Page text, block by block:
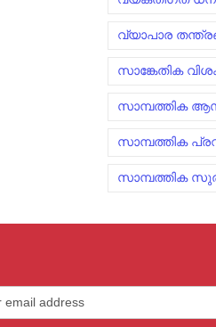
വ്യാപാര
സാങ്കേതിക
സാമ്പത്തിക
സാമ്പത്തിക
സാമ്പത്തിക